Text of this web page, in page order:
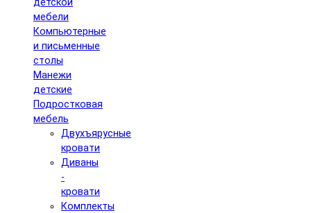
мебели
Компьютерные
и письменные
столы
Манежи
детские
Подростковая
мебель
Двухъярусные
кровати
Диваны
-
кровати
Комплекты